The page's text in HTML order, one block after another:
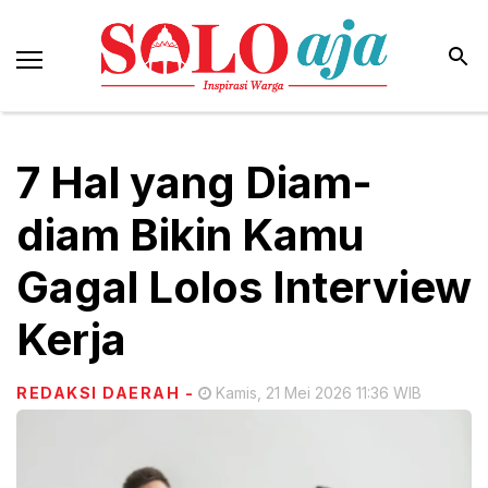
7 Hal yang Diam-
diam Bikin Kamu
Gagal Lolos Interview
Kerja
REDAKSI DAERAH - Kamis, 21 Mei 2026 11:36 WIB